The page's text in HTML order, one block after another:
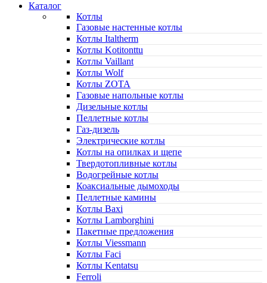
Каталог
Котлы
Газовые настенные котлы
Котлы Italtherm
Котлы Kotitonttu
Котлы Vaillant
Котлы Wolf
Котлы ZOTA
Газовые напольные котлы
Дизельные котлы
Пеллетные котлы
Газ-дизель
Электрические котлы
Котлы на опилках и щепе
Твердотопливные котлы
Водогрейные котлы
Коаксиальные дымоходы
Пеллетные камины
Котлы Baxi
Котлы Lamborghini
Пакетные предложения
Котлы Viessmann
Котлы Faci
Котлы Kentatsu
Ferroli